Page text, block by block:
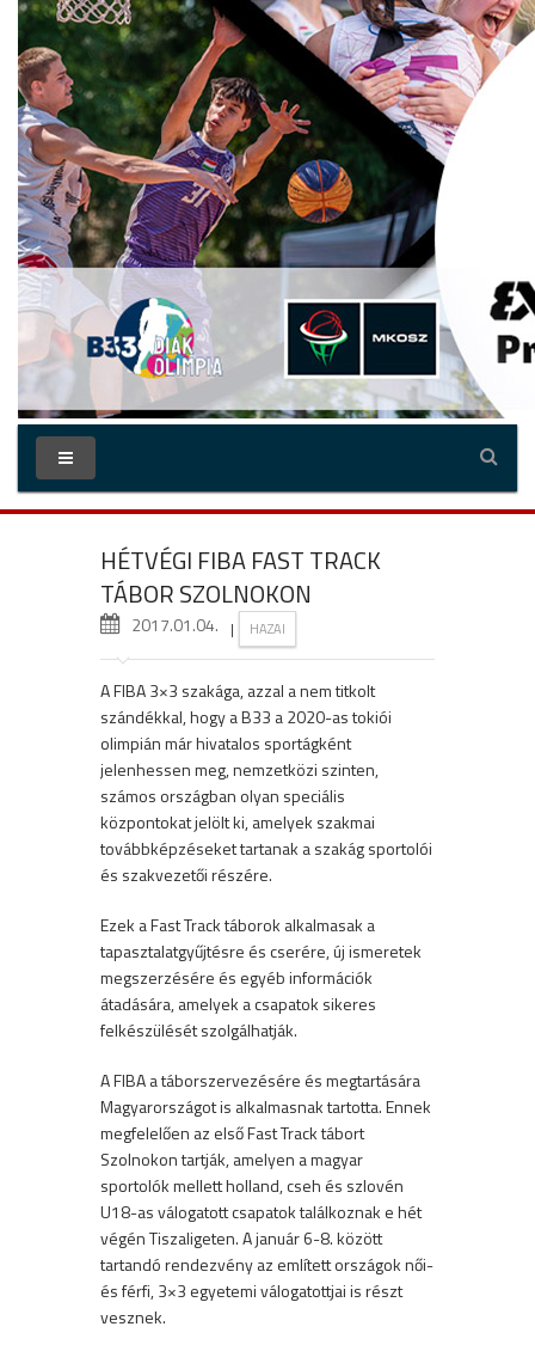
HÉTVÉGI FIBA FAST TRACK
TÁBOR SZOLNOKON
2017.01.04. | HAZAI
A FIBA 3×3 szakága, azzal a nem titkolt
szándékkal, hogy a B33 a 2020-as tokiói
olimpián már hivatalos sportágként
jelenhessen meg, nemzetközi szinten,
számos országban olyan speciális
központokat jelölt ki, amelyek szakmai
továbbképzéseket tartanak a szakág sportolói
és szakvezetői részére.
Ezek a Fast Track táborok alkalmasak a
tapasztalatgyűjtésre és cserére, új ismeretek
megszerzésére és egyéb információk
átadására, amelyek a csapatok sikeres
felkészülését szolgálhatják.
A FIBA a táborszervezésére és megtartására
Magyarországot is alkalmasnak tartotta. Ennek
megfelelően az első Fast Track tábort
Szolnokon tartják, amelyen a magyar
sportolók mellett holland, cseh és szlovén
U18-as válogatott csapatok találkoznak e hét
végén Tiszaligeten. A január 6-8. között
tartandó rendezvény az említett országok női-
és férfi, 3×3 egyetemi válogatottjai is részt
vesznek.